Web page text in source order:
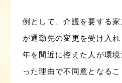
例として、介護を要する
が通勤先の変更を受け入
年を間近に控えた人が環
った理由で不同意となる